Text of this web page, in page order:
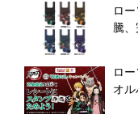
ロ
騰
ロ
オ